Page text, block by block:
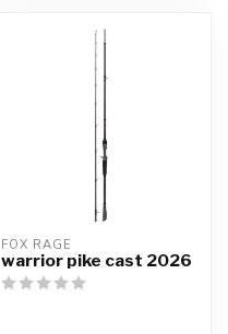
FOX RAGE
warrior pike cast 2026